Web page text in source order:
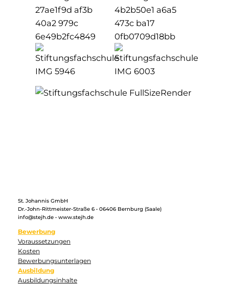
St. Johannis GmbH
Dr.-John-Rittmeister-Straße 6 • 06406 Bernburg (Saale)
info@stejh.de • www.stejh.de
Bewerbung
Voraussetzungen
Kosten
Bewerbungsunterlagen
Ausbildung
Ausbildungsinhalte